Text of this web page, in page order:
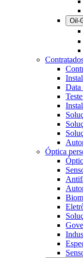
Oil-
Data
Óptica